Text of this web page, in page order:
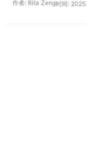
作者: Rita Zeng时间: